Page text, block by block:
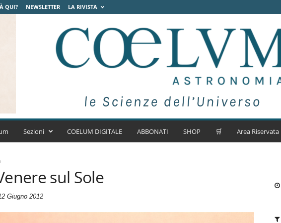
QUI? NEWSLETTER LA RIVISTA
C
t
r
Sezioni COELUM DIGITALE ABBONATI SHOP 🛒 Area Riservata
sul Sole
Giugno 2012